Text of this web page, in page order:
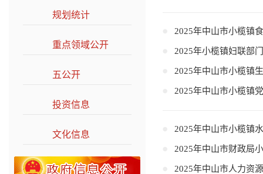
规划统计
重点领域公开
五公开
投资信息
文化信息
2025年中山市小榄镇
2025年小榄镇妇联部
2025年中山市小榄镇
2025年中山市小榄镇
2025年中山市小榄镇
2025年中山市财政局
2025年中山市人力资